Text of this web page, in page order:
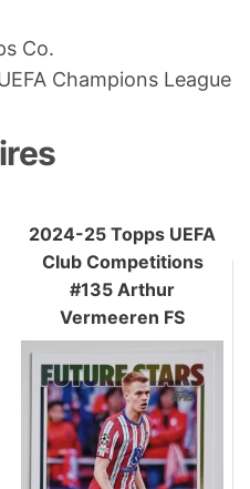
Co.
Champions League
2024-25 Topps UEFA
Club Competitions
#135 Arthur
Vermeeren FS